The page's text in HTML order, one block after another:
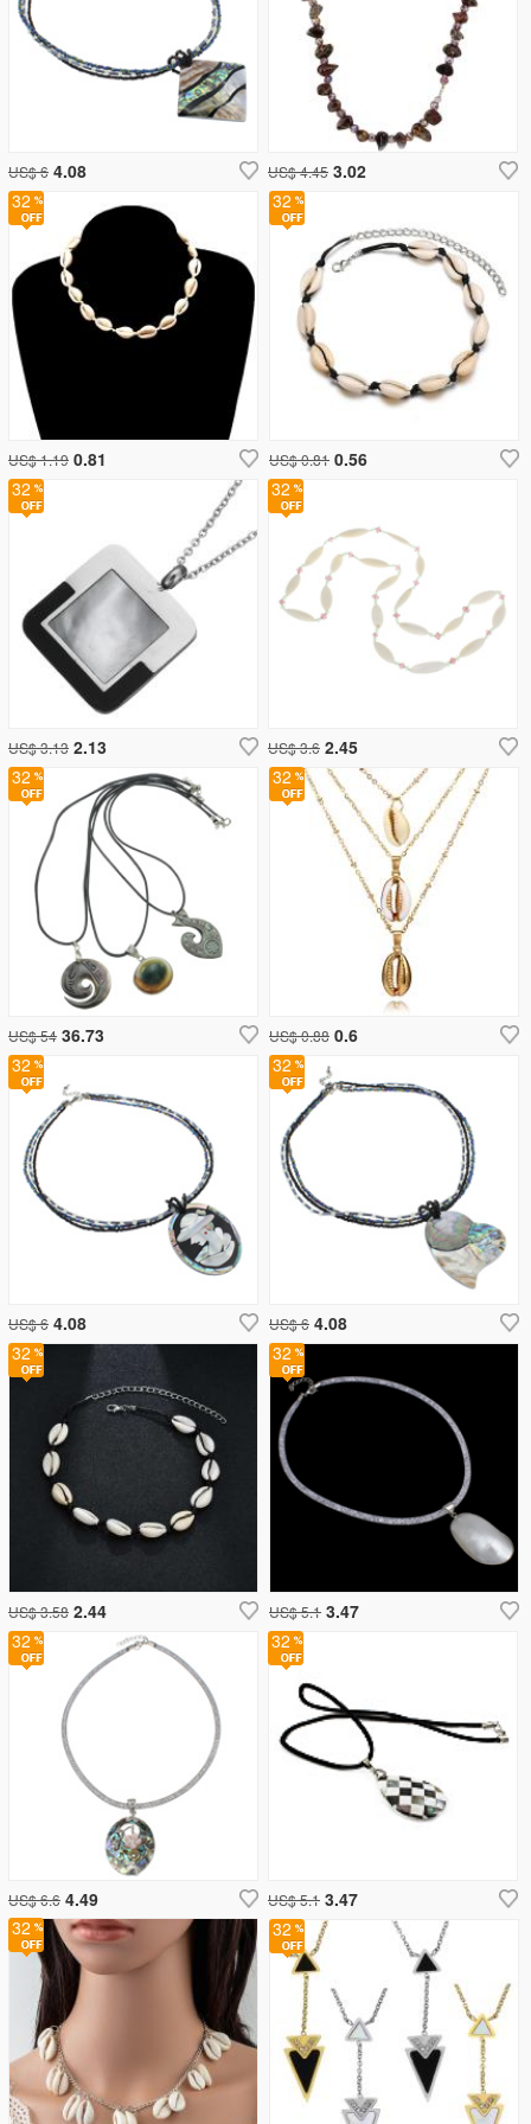
32
US$ 0.81 0.56
32
US$ 0.88 0.6
32
US$ 5.1 3.47
32
US$ 1.19 0.81
32
US$ 3.6 2.45
32
US$ 5.1 3.47
32
US$ 6 4.08
32
US$ 4.45 3.02
US$ 6 4.08
32
US$ 6 4.08
32
US$ 3.58 2.44
32
32
US$ 3.13 2.13
32
US$ 6.6 4.49
32
US$ 54 36.73